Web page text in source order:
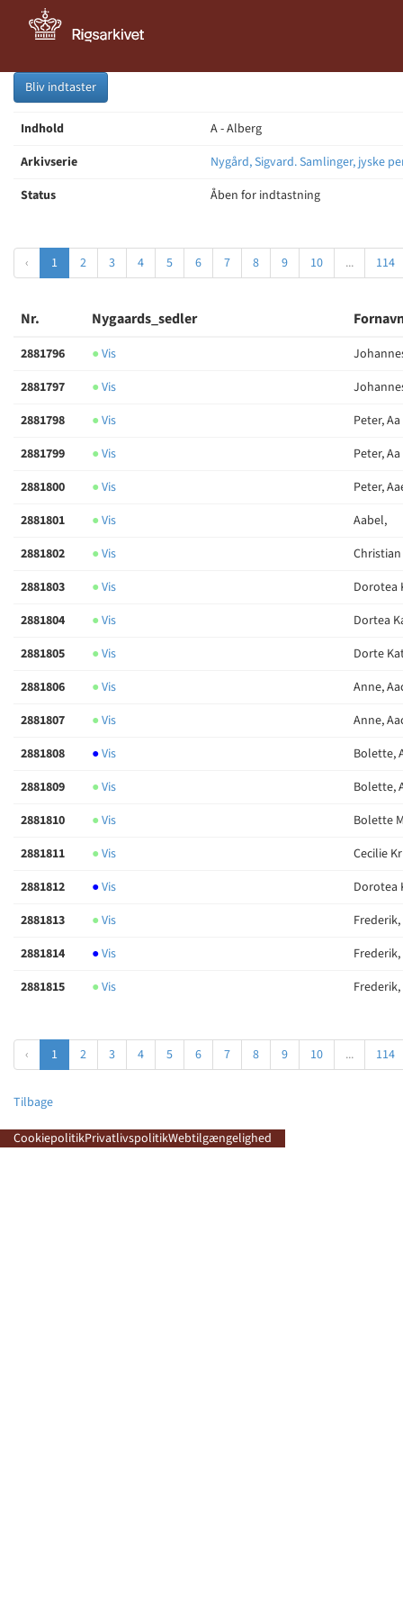
Bliv indtaster
Indhold
A - Alberg
Arkivserie
Nygård, Sigvard. Samlinger, jyske
Status
Åben for indtastning
‹ 1 2 3 4 5 6 7 8 9 10 ... 114
Nr. Nygaards_sedler
2881796 ● Vis
2881797
● Vis
2881798
● Vis
Peter,
2881799
● Vis
Peter,
2881800
● Vis
Peter,
2881801
● Vis
Aabel,
2881802
● Vis
2881803
● Vis
Dorotea
2881804
● Vis
Dortea
2881805
● Vis
Dorte
2881806
● Vis
Anne,
2881807
● Vis
Anne,
2881808
●Vis
Bolette,
2881809
● Vis
Bolette,
2881810
● Vis
Bolette
2881811
● Vis
Cecilie
2881812
●Vis
Dorotea
2881813
● Vis
2881814
●Vis
2881815
● Vis
‹ 1 2 3 4 5 6 7 8 9 10 ... 114
Tilbage
CookiepolitikPrivatlivspolitikWebtilgængelighed